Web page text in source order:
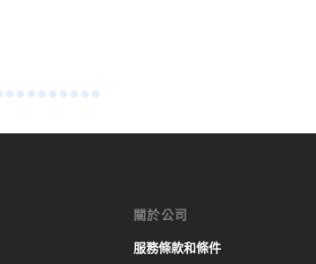
關於公司
服務條款和條件